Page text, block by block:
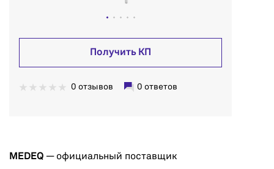
Получить КП
0 отзывов 0 ответов
MEDEQ — официальный поставщик